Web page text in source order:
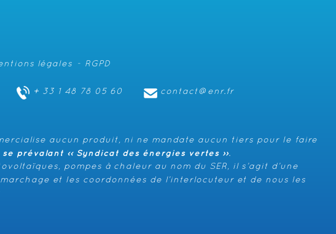
légales RGPD
+ 33 1 48 78 05 60 contact@enr.fr
aucun produit, ni ne mandate aucun tiers pour le faire
prévalant ‹‹ Syndicat des énergies vertes ››.
pompes à chaleur au nom du SER, il s’agit d’une
et les coordonnées de l’interlocuteur et de nous les